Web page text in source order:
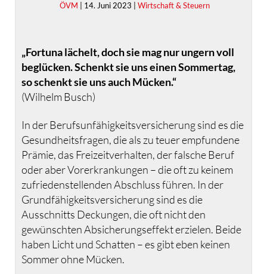
ÖVM | 14. Juni 2023 | Wirtschaft & Steuern
„Fortuna lächelt, doch sie mag nur ungern voll
beglücken. Schenkt sie uns einen Sommertag,
so schenkt sie uns auch Mücken.“
(Wilhelm Busch)
In der Berufsunfähigkeitsversicherung sind es die
Gesundheitsfragen, die als zu teuer empfundene
Prämie, das Freizeitverhalten, der falsche Beruf
oder aber Vorerkrankungen – die oft zu keinem
zufriedenstellenden Abschluss führen. In der
Grundfähigkeitsversicherung sind es die
Ausschnitts Deckungen, die oft nicht den
gewünschten Absicherungseffekt erzielen. Beide
haben Licht und Schatten – es gibt eben keinen
Sommer ohne Mücken.